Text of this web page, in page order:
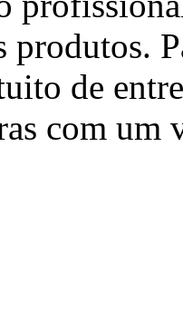
produtos.
de
com um